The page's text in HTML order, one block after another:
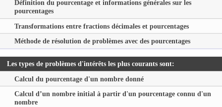
Définition du pourcentage et informations générales sur les
pourcentages
Transformations entre fractions décimales et pourcentages
Méthode de résolution de problèmes avec des pourcentages
Les types de problèmes d'intérêts les plus courants sont:
Calcul du pourcentage d'un nombre donné
Calcul d’un nombre initial à partir d'un pourcentage connu d'un
nombre